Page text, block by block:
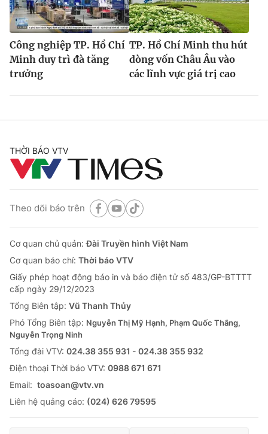
Công nghiệp TP. Hồ Chí
Minh duy trì đà tăng
trưởng
TP. Hồ Chí Minh thu hút
dòng vốn Châu Âu vào
các lĩnh vực giá trị cao
THỜI BÁO VTV
Theo dõi báo trên
Cơ quan chủ quản:Đài Truyền hình Việt Nam
Cơ quan báo chí: Thời báo VTV
Giấy phép hoạt động báo in và báo điện tử số 483/GP-BTTTT
cấp ngày 29/12/2023
Tổng Biên tập: Vũ Thanh Thủy
Phó Tổng Biên tập: Nguyễn Thị Mỹ Hạnh, Phạm Quốc Thắng,
Nguyễn Trọng Ninh
Tổng đài VTV: 024.38 355 931 - 024.38 355 932
Ðiện thoại Thời báo VTV: 0988 671 671
Email: toasoan@vtv.vn
Liên hệ quảng cáo: (024) 626 79595